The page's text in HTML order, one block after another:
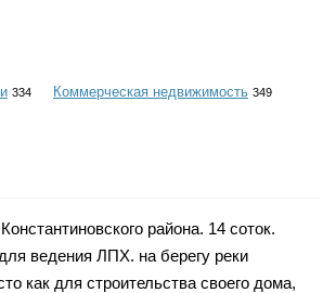
334 Коммерческая недвижимость 349
района. 14 соток.
ведения ЛПХ. на берегу реки
как для строительства своего дома,